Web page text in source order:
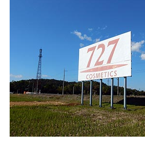
ビジネスと働き方のヒント
AI活用のいまが分かる
企業ITのトレンドを詳説
経営リーダーのコミュニティ
マーケ×ITの今がよく分かる